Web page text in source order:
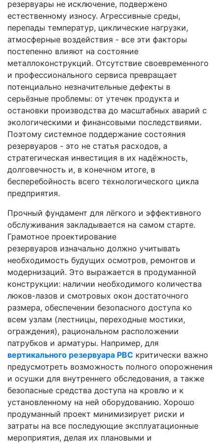
резервуары не исключение, подвержено
естественному износу. Агрессивные среды,
перепады температур, циклические нагрузки,
атмосферные воздействия - все эти факторы
постепенно влияют на состояние
металлоконструкций. Отсутствие своевременного
и профессионального сервиса превращает
потенциально незначительные дефекты в
серьёзные проблемы: от утечек продукта и
остановки производства до масштабных аварий с
экологическими и финансовыми последствиями.
Поэтому системное поддержание состояния
резервуаров - это не статья расходов, а
стратегическая инвестиция в их надёжность,
долговечность и, в конечном итоге, в
бесперебойность всего технологического цикла
предприятия.
Прочный фундамент для лёгкого и эффективного
обслуживания закладывается на самом старте.
Грамотное проектирование
резервуаров изначально должно учитывать
необходимость будущих осмотров, ремонтов и
модернизаций. Это выражается в продуманной
конструкции: наличии необходимого количества
люков-лазов и смотровых окон достаточного
размера, обеспечении безопасного доступа ко
всем узлам (лестницы, переходные мостики,
ограждения), рациональном расположении
патрубков и арматуры. Например, для
вертикального резервуара РВС критически важно
предусмотреть возможность полного опорожнения
и осушки для внутреннего обследования, а также
безопасные средства доступа на кровлю и к
установленному на ней оборудованию. Хорошо
продуманный проект минимизирует риски и
затраты на все последующие эксплуатационные
мероприятия, делая их плановыми и